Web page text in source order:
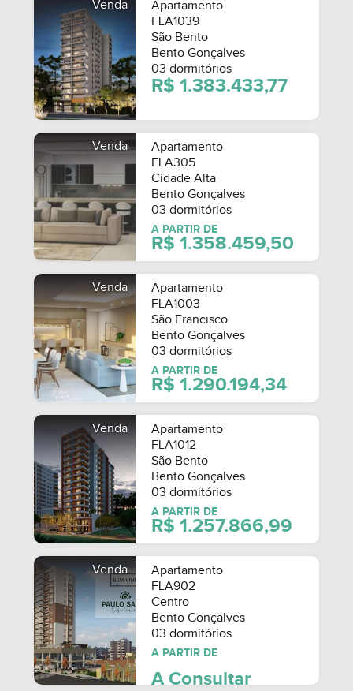
Venda
Apartamento
FLA1039
São Bento
Bento Gonçalves
03 dormitórios
R$ 1.383.433,77
Venda
Apartamento
FLA305
Cidade Alta
Bento Gonçalves
03 dormitórios
A PARTIR DE
R$ 1.358.459,50
Venda
Apartamento
FLA1003
São Francisco
Bento Gonçalves
03 dormitórios
A PARTIR DE
R$ 1.290.194,34
Venda
Apartamento
FLA1012
São Bento
Bento Gonçalves
03 dormitórios
A PARTIR DE
R$ 1.257.866,99
Venda
Apartamento
FLA902
Centro
Bento Gonçalves
03 dormitórios
A PARTIR DE
A Consultar